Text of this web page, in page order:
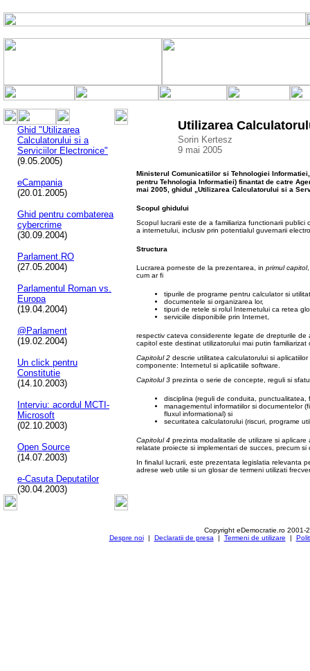
Ghid "Utilizarea
Calculatorului si a
Serviciilor Electronice"
(9.05.2005)
eCampania
(20.01.2005)
Ghid pentru combaterea
cybercrime
(30.09.2004)
Parlament.RO
(27.05.2004)
Parlamentul Roman vs.
Europa
(19.04.2004)
@Parlament
(19.02.2004)
Un click pentru
Constitutie
(14.10.2003)
Interviu: acordul MCTI-
Microsoft
(02.10.2003)
Open Source
(14.07.2003)
e-Casuta Deputatilor
(30.04.2003)
Utilizarea
Sorin Kertesz
9 mai 2005
Ministerul Comunicatiilor si Tehnologiei
pentru Tehnologia Informatiei) finantat de catre
mai 2005, ghidul „Utilizarea Calculatorului si a
Scopul ghidului
Scopul lucrarii este de a familiariza functionarii
a internetului, inclusiv prin potentialul guvernarii
Structura
Lucrarea porneste de la prezentarea, in primul capitol
cum ar fi
tipurile de programe pentru calculator si
documentele si organizarea lor,
tipuri de retele si rolul Internetului ca retea
serviciile disponibile prin Internet,
respectiv cateva considerente legate de drepturile
capitol este destinat utilizatorului mai putin familiarizat
Capitolul 2 descrie utilitatea calculatorului si
componente: Internetul si aplicatiile software.
Capitolul 3 prezinta o serie de concepte, reguli si
disciplina (reguli de conduita,
managementul informatiilor si documentelor
fluxul informational) si
securitatea calculatorului (riscuri, programe
Capitolul 4 prezinta modalitatile de utilizare si
relatate proiecte si implementari de succes, precum
In finalul lucrarii, este prezentata legislatia relevanta
adrese web utile si un glosar de termeni utilizati
Copyright eDemocratie.ro 2001-
Despre noi| Declaratii de presa | Termeni de utilizare |